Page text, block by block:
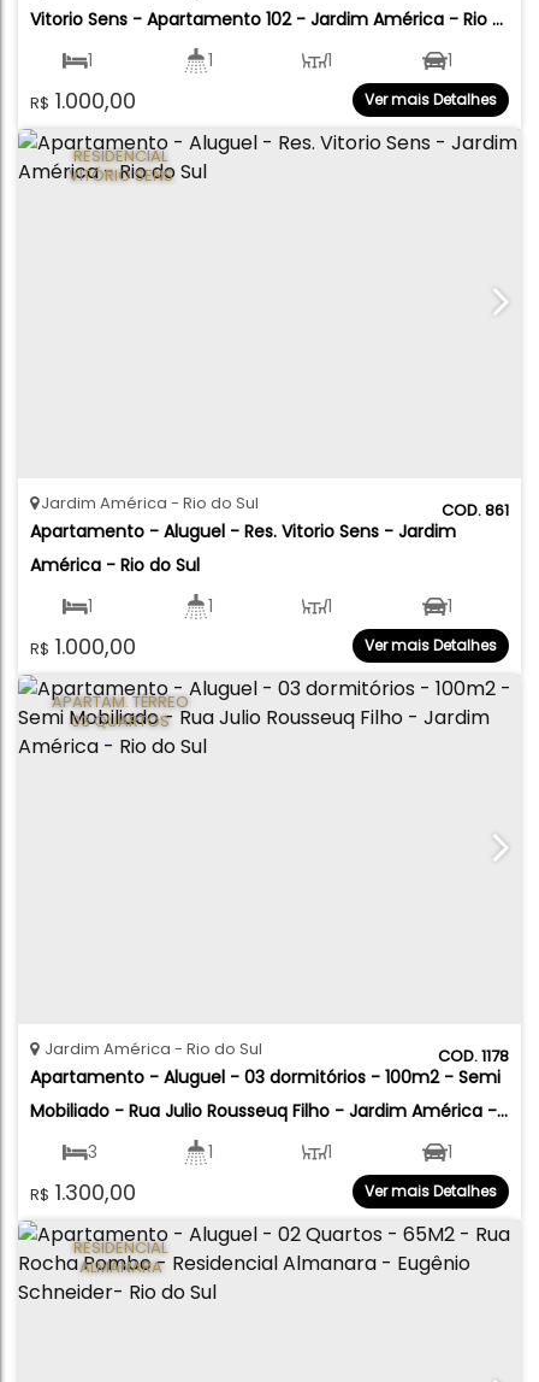
Vitorio Sens - Apartamento 102 - Jardim América - Rio
do Sul
R$ 1.000,00
1 1 1 1
Ver mais Detalhes
RESIDENCIAL
VITÓRIO SENS
861
Apartamento - Aluguel - Res. Vitorio Sens - Jardim
América - Rio do Sul
R$ 1.000,00
Jardim América Rio do Sul
1 1 1 1
50.00m² Ver mais Detalhes
APARTAM. TÉRREO
03 QUARTOS
1178
Apartamento - Aluguel - 03 dormitórios - 100m2 - Semi
Mobiliado - Rua Julio Rousseuq Filho - Jardim América -
Rio do Sul
R$ 1.300,00
Jardim América Rio do Sul
3 1 1
100.00m²
1
Ver mais Detalhes
RESIDENCIAL
ALMANARA